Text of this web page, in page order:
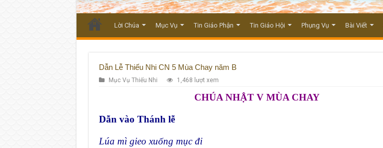
Lời Chúa Mục Vụ Tin Giáo Phận Tin Giáo Hội Phụng Vụ Bài Viết
Dẫn Lễ Thiếu Nhi CN 5 Mùa Chay năm B
Mục Vụ Thiếu Nhi 1,468 lượt xem
CHÚA NHẬT V MÙA CHAY
Dẫn vào Thánh lễ
Lúa mì gieo xuống mục đi